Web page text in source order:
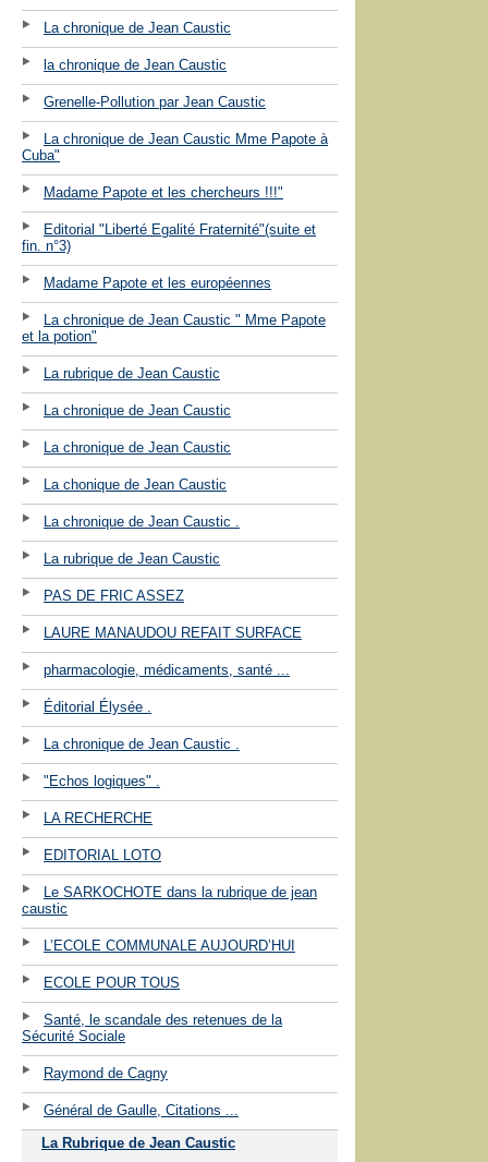
La chronique de Jean Caustic
la chronique de Jean Caustic
Grenelle-Pollution par Jean Caustic
La chronique de Jean Caustic Mme Papote à
Cuba"
Madame Papote et les chercheurs !!!"
Editorial "Liberté Egalité Fraternité"(suite et
fin. n°3)
Madame Papote et les européennes
La chronique de Jean Caustic " Mme Papote
et la potion"
La rubrique de Jean Caustic
La chronique de Jean Caustic
La chronique de Jean Caustic
La chonique de Jean Caustic
La chronique de Jean Caustic .
La rubrique de Jean Caustic
PAS DE FRIC ASSEZ
LAURE MANAUDOU REFAIT SURFACE
pharmacologie, médicaments, santé ...
Éditorial Élysée .
La chronique de Jean Caustic .
"Echos logiques" .
LA RECHERCHE
EDITORIAL LOTO
Le SARKOCHOTE dans la rubrique de jean
caustic
L’ECOLE COMMUNALE AUJOURD’HUI
ECOLE POUR TOUS
Santé, le scandale des retenues de la
Sécurité Sociale
Raymond de Cagny
Général de Gaulle, Citations ...
La Rubrique de Jean Caustic